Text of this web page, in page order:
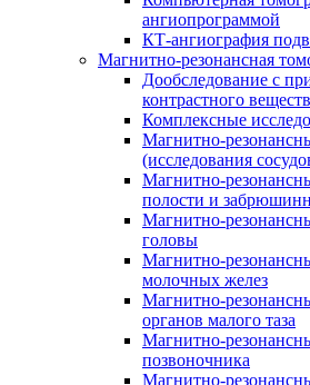
ангиопрограммой
КТ-ангиография
Магнитно-резонансная
Дообследование с
контрастного
Комплексные
Магнитно-
(исследования
Магнитно-
полости и
Магнитно-
головы
Магнитно-
молочных желез
Магнитно-
органов малого таза
Магнитно-
позвоночника
Магнитно-